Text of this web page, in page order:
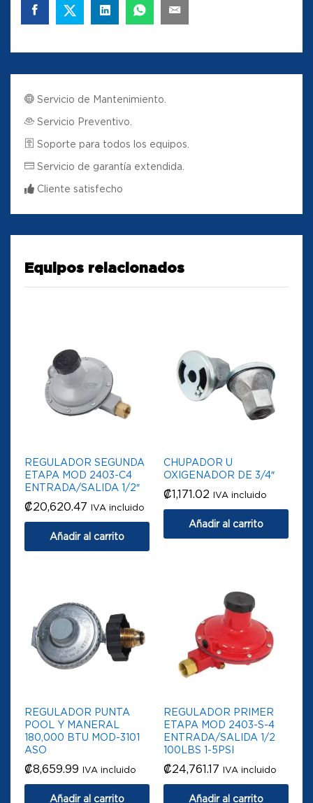
Servicio de Mantenimiento.
Servicio Preventivo.
Soporte para todos los equipos.
Servicio de garantía extendida.
Cliente satisfecho
Equipos relacionados
REGULADOR SEGUNDA
ETAPA MOD 2403-C4
ENTRADA/SALIDA 1/2″
₡20,620.47 IVA incluido
Añadir al carrito
CHUPADOR U
OXIGENADOR DE 3/4″
₡1,171.02 IVA incluido
Añadir al carrito
REGULADOR PUNTA
POOL Y MANERAL
180,000 BTU MOD-3101
ASO
₡8,659.99 IVA incluido
Añadir al carrito
REGULADOR PRIMER
ETAPA MOD 2403-S-4
ENTRADA/SALIDA 1/2
100LBS 1-5PSI
₡24,761.17 IVA incluido
Añadir al carrito